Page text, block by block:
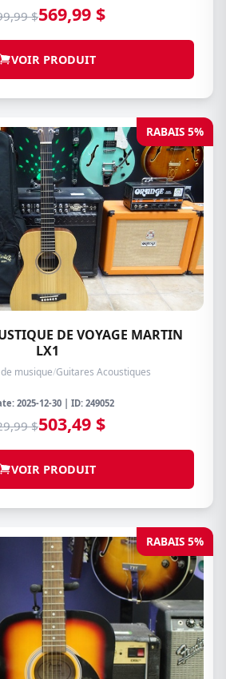
$569,99 $
VOIR PRODUIT
RABAIS 5%
DE VOYAGE MARTIN
LX1
musique/Guitares Acoustiques
2025-12-30 | ID: 249052
$503,49 $
VOIR PRODUIT
RABAIS 5%